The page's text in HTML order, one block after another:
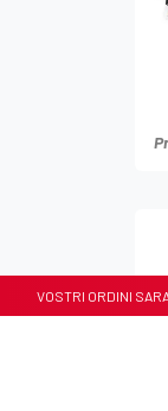
ORDINI SARANNO